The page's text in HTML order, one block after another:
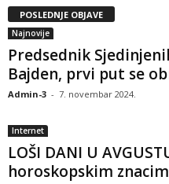
POSLEDNJE OBJAVE
Najnovije
Predsednik
Bajden, prvi put se
Admin-3 - 7. novembar 2024.
Internet
LOŠI DANI U
horoskopskim